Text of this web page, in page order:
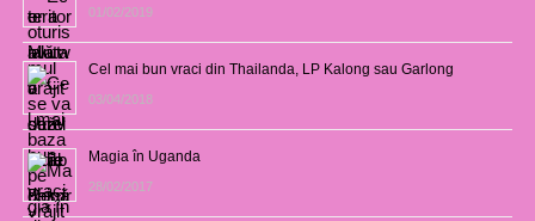
01/02/2019
Cel mai bun vraci din Thailanda, LP Kalong sau Garlong
03/04/2018
Magia în Uganda
28/02/2017